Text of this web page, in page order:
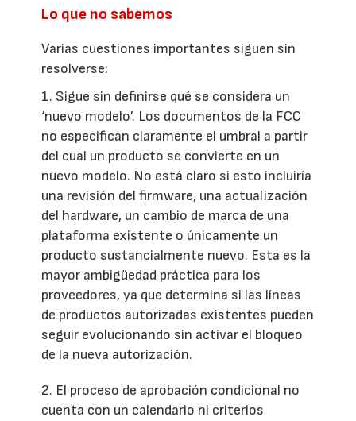
Lo que no sabemos
Varias cuestiones importantes siguen sin
resolverse:
1. Sigue sin definirse qué se considera un
‘nuevo modelo’. Los documentos de la FCC
no especifican claramente el umbral a partir
del cual un producto se convierte en un
nuevo modelo. No está claro si esto incluiría
una revisión del firmware, una actualización
del hardware, un cambio de marca de una
plataforma existente o únicamente un
producto sustancialmente nuevo. Esta es la
mayor ambigüedad práctica para los
proveedores, ya que determina si las líneas
de productos autorizadas existentes pueden
seguir evolucionando sin activar el bloqueo
de la nueva autorización.
2. El proceso de aprobación condicional no
cuenta con un calendario ni criterios